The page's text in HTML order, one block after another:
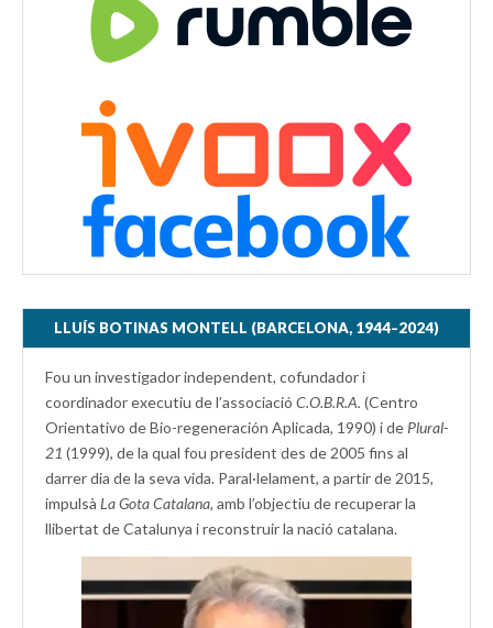
LLUÍS BOTINAS MONTELL (BARCELONA, 1944–2024)
Fou un investigador independent, cofundador i
coordinador executiu de l’associació C.O.B.R.A. (Centro
Orientativo de Bio-regeneración Aplicada, 1990) i de Plural-
21 (1999), de la qual fou president des de 2005 fins al
darrer dia de la seva vida. Paral·lelament, a partir de 2015,
impulsà La Gota Catalana, amb l’objectiu de recuperar la
llibertat de Catalunya i reconstruir la nació catalana.